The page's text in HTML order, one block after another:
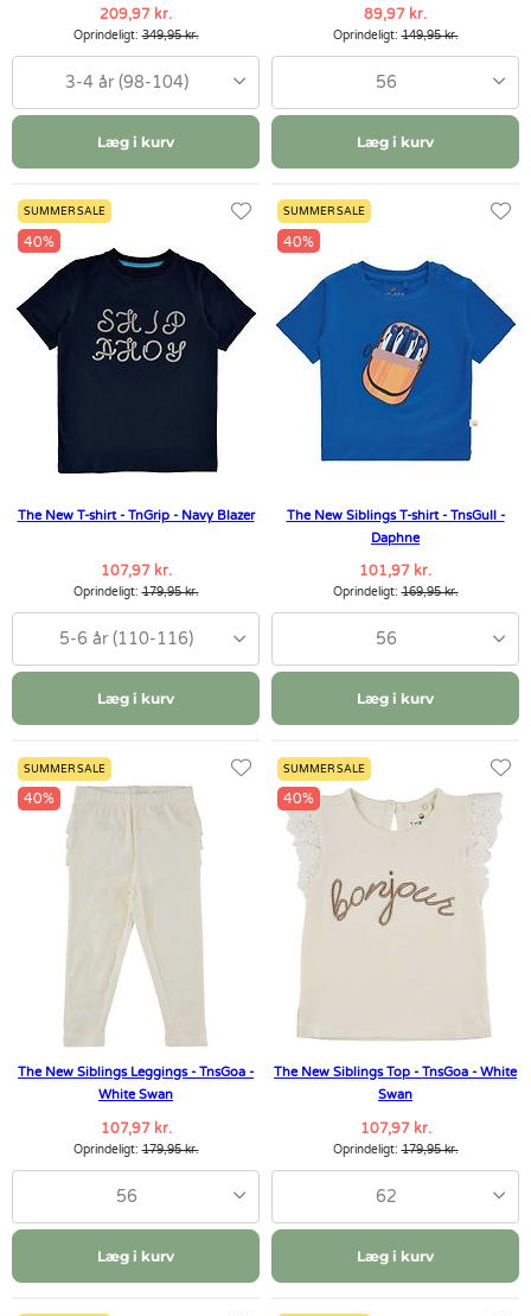
209,97 kr.
Oprindeligt:349,95 kr.
3-4 år (98-104)
Læg i kurv
89,97 kr.
Oprindeligt:149,95 kr.
56
Læg i kurv
SUMMER SALE
40%
The New T-shirt - TnGrip - Navy Blazer
107,97 kr.
Oprindeligt:179,95 kr.
5-6 år (110-116)
Læg i kurv
SUMMER SALE
40%
The New Siblings T-shirt - TnsGull -
Daphne
101,97 kr.
Oprindeligt:169,95 kr.
56
Læg i kurv
SUMMER SALE
40%
The New Siblings Leggings - TnsGoa -
White Swan
107,97 kr.
Oprindeligt:179,95 kr.
56
Læg i kurv
SUMMER SALE
40%
The New Siblings Top - TnsGoa - White
Swan
107,97 kr.
Oprindeligt:179,95 kr.
62
Læg i kurv